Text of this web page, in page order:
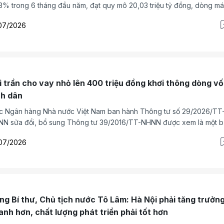
trong 6 tháng đầu năm, đạt quy mô 20,03 triệu tỷ đồng, dòng
nền kinh tế.
2026
trần cho vay nhỏ lên 400 triệu đồng khơi thông dòng
dân
Ngân hàng Nhà nước Việt Nam ban hành Thông tư số 29/2026/TT-
sửa đổi, bổ sung Thông tư 39/2016/TT-NHNN được xem là một
lịch sử chính là việc nâng mạnh hạn mức các khoản vay giá trị
2026
Bí thư, Chủ tịch nước Tô Lâm: Hà Nội phải tăng
hơn, chất lượng phát triển phải tốt hơn